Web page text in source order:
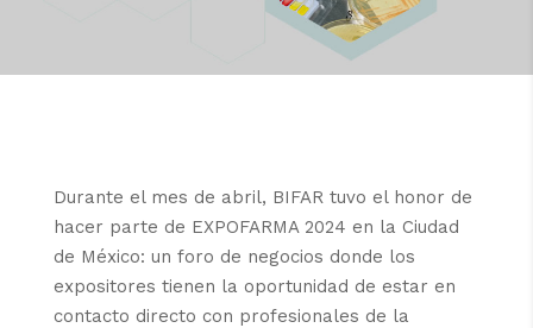
Durante el mes de abril, BIFAR tuvo el honor de
hacer parte de EXPOFARMA 2024 en la Ciudad
de México: un foro de negocios donde los
expositores tienen la oportunidad de estar en
contacto directo con profesionales de la